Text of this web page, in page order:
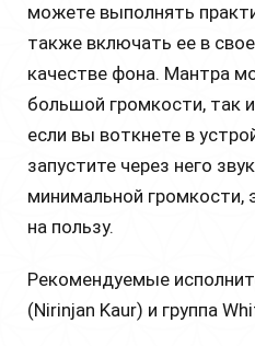
можете выполнять
также включать ее в
качестве фона. Мантра
большой громкости, так
если вы воткнете в
запустите через него
минимальной громкости,
на пользу.
Рекомендуемые
(Nirinjan Kaur) и группа